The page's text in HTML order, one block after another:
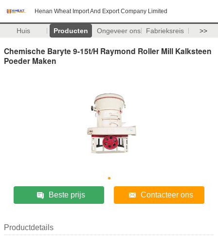
Henan Wheat Import And Export Company Limited
Huis Producten Ongeveer ons Fabrieksreis >>
Chemische Baryte 9-15t/H Raymond Roller Mill Kalksteen
Poeder Maken
Beste prijs Contacteer ons
Productdetails